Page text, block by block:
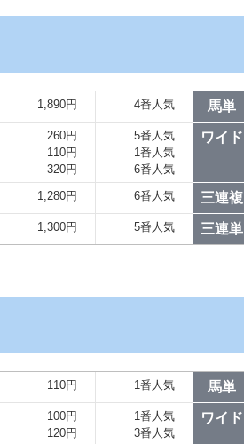
1,890円 4番人気
260円
110円
320円
5番人気
1番人気
6番人気
1,280円 6番人気
1,300円 5番人気
馬単
ワイド
三連複
三連単
110円 1番人気
100円
120円
1番人気
3番人気
馬単
ワイド